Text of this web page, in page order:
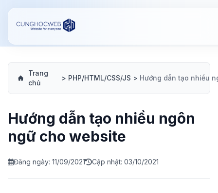
Trang
chủ
> PHP/HTML/CSS/JS >
Hướng dẫn tạo nhiều ngôn
ngữ cho website
Đăng ngày: 11/09/2021 Cập nhật: 03/10/2021